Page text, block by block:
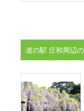
道の駅 庄和周辺